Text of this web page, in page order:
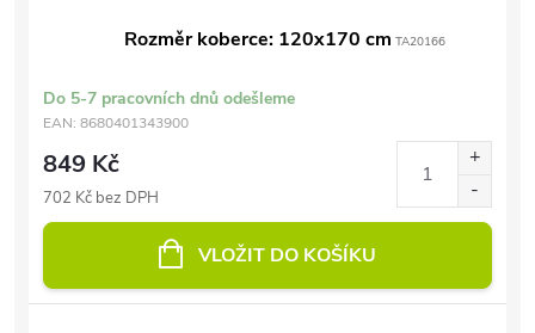
Rozměr koberce: 120x170 cm TA20166
Do 5-7 pracovních dnů odešleme
EAN: 8680401343900
849 Kč
702 Kč bez DPH
VLOŽIT DO KOŠÍKU